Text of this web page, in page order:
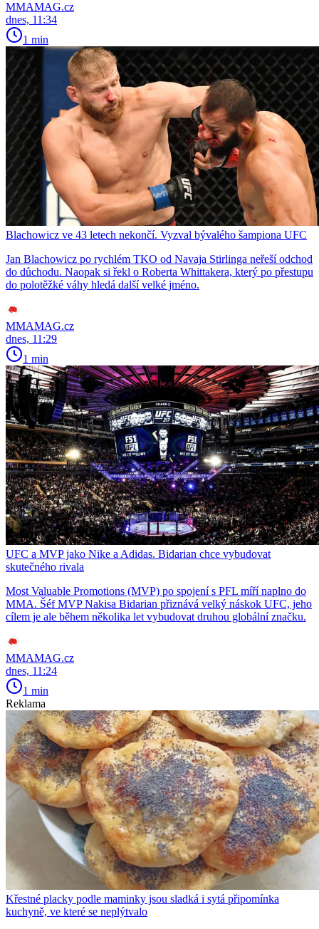
MMAMAG.cz
dnes, 11:34
1 min
Blachowicz ve 43 letech nekončí. Vyzval bývalého šampiona UFC
Jan Blachowicz po rychlém TKO od Navaja Stirlinga neřeší odchod
do důchodu. Naopak si řekl o Roberta Whittakera, který po přestupu
do polotěžké váhy hledá další velké jméno.
MMAMAG.cz
dnes, 11:29
1 min
UFC a MVP jako Nike a Adidas. Bidarian chce vybudovat
skutečného rivala
Most Valuable Promotions (MVP) po spojení s PFL míří naplno do
MMA. Šéf MVP Nakisa Bidarian přiznává velký náskok UFC, jeho
cílem je ale během několika let vybudovat druhou globální značku.
MMAMAG.cz
dnes, 11:24
1 min
Reklama
Křestné placky podle maminky jsou sladká i sytá připomínka
kuchyně, ve které se neplýtvalo